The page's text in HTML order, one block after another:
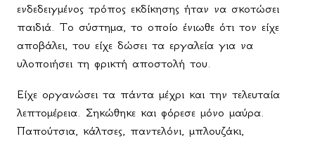
ενδεδειγμένος τρόπος εκδίκησης ήταν να σκοτώσει
παιδιά. Το σύστημα, το οποίο ένιωθε ότι τον είχε
αποβάλει, του είχε δώσει τα εργαλεία για να
υλοποιήσει τη φρικτή αποστολή του.
Είχε οργανώσει τα πάντα μέχρι και την τελευταία
λεπτομέρεια. Σηκώθηκε και φόρεσε μόνο μαύρα.
Παπούτσια, κάλτσες, παντελόνι, μπλουζάκι,